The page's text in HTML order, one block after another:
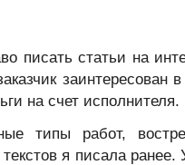
писать статьи на
заинтересован
на счет исполнителя.
типы работ,
я писала ранее.